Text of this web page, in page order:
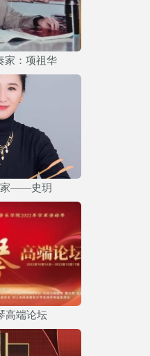
家：项祖华
家——史玥
高端论坛